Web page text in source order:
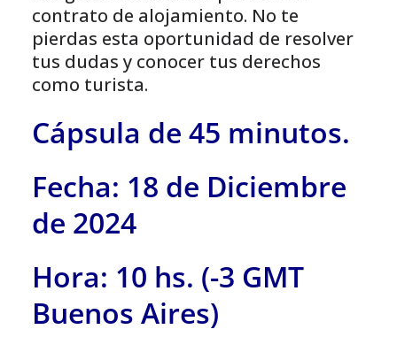
contrato de alojamiento. No te
pierdas esta oportunidad de resolver
tus dudas y conocer tus derechos
como turista.
Cápsula de 45 minutos.
Fecha: 18 de Diciembre
de 2024
Hora: 10 hs. (-3 GMT
Buenos Aires)